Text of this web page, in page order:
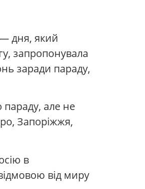
— дня, який
запропонувала
заради параду,
параду, але не
Запоріжжя,
в
від миру